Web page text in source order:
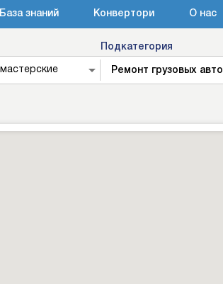
База знаний Конвертори О нас
Подкатегория
Ремонт грузовых авто